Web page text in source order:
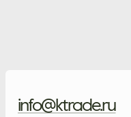
info@ktrade.ru